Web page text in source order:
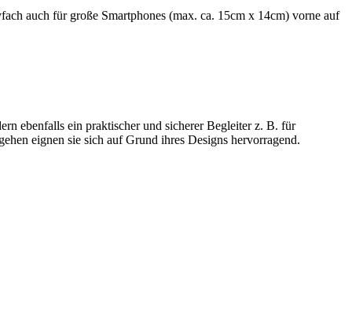
auch für große Smartphones (max. ca. 15cm x 14cm) vorne auf
ebenfalls ein praktischer und sicherer Begleiter z. B. für
eignen sie sich auf Grund ihres Designs hervorragend.